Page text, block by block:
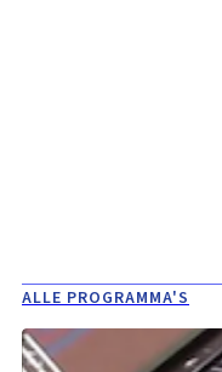
ALLE PROGRAMMA'S